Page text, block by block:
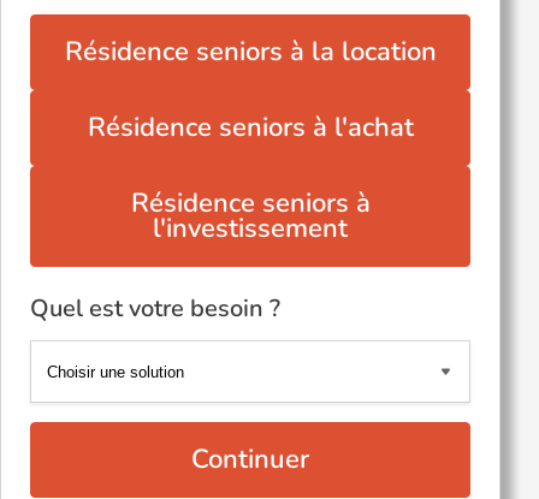
Résidence seniors à la location
Résidence seniors à l'achat
Résidence seniors à
l'investissement
Quel est votre besoin ?
Continuer